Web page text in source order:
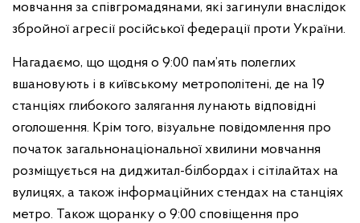
мовчання за співгромадянами, які загинули внаслідок
збройної агресії російської федерації проти України.
Нагадаємо, що щодня о 9:00 пам’ять полеглих
вшановують і в київському метрополітені, де на 19
станціях глибокого залягання лунають відповідні
оголошення. Крім того, візуальне повідомлення про
початок загальнонаціональної хвилини мовчання
розміщується на диджитал-білбордах і сітілайтах на
вулицях, а також інформаційних стендах на станціях
метро. Також щоранку о 9:00 сповіщення про